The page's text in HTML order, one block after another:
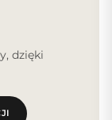
dzięki